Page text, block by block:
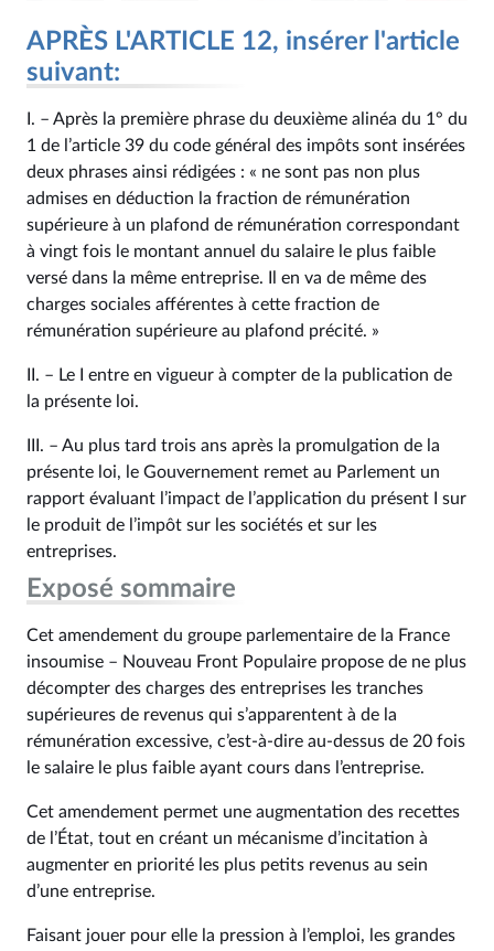
APRÈS L'ARTICLE 12, insérer l'article
suivant:
I. – Après la première phrase du deuxième alinéa du 1° du
1 de l’article 39 du code général des impôts sont insérées
deux phrases ainsi rédigées : « ne sont pas non plus
admises en déduction la fraction de rémunération
supérieure à un plafond de rémunération correspondant
à vingt fois le montant annuel du salaire le plus faible
versé dans la même entreprise. Il en va de même des
charges sociales afférentes à cette fraction de
rémunération supérieure au plafond précité. »
II. – Le I entre en vigueur à compter de la publication de
la présente loi.
III. – Au plus tard trois ans après la promulgation de la
présente loi, le Gouvernement remet au Parlement un
rapport évaluant l’impact de l’application du présent I sur
le produit de l’impôt sur les sociétés et sur les
entreprises.
Exposé sommaire
Cet amendement du groupe parlementaire de la France
insoumise – Nouveau Front Populaire propose de ne plus
décompter des charges des entreprises les tranches
supérieures de revenus qui s’apparentent à de la
rémunération excessive, c’est-à-dire au-dessus de 20 fois
le salaire le plus faible ayant cours dans l’entreprise.
Cet amendement permet une augmentation des recettes
de l’État, tout en créant un mécanisme d’incitation à
augmenter en priorité les plus petits revenus au sein
d’une entreprise.
Faisant jouer pour elle la pression à l’emploi, les grandes